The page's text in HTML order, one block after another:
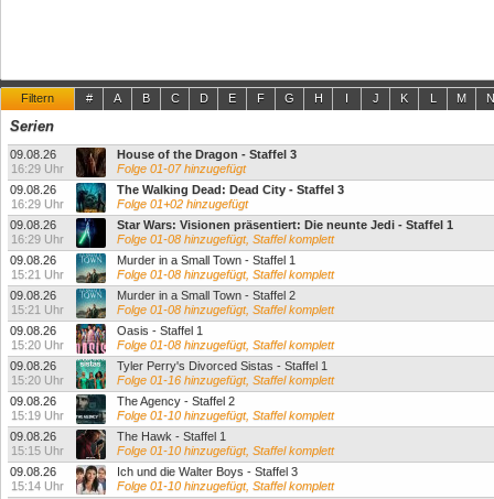
Filtern # A B C D E F G H I J K L M N
Serien
09.08.26
16:29 Uhr
House of the Dragon - Staffel 3
Folge 01-07 hinzugefügt
09.08.26
16:29 Uhr
The Walking Dead: Dead City - Staffel 3
Folge 01+02 hinzugefügt
09.08.26
16:29 Uhr
Star Wars: Visionen präsentiert: Die neunte Jedi - Staffel 1
Folge 01-08 hinzugefügt, Staffel komplett
09.08.26
15:21 Uhr
Murder in a Small Town - Staffel 1
Folge 01-08 hinzugefügt, Staffel komplett
09.08.26
15:21 Uhr
Murder in a Small Town - Staffel 2
Folge 01-08 hinzugefügt, Staffel komplett
09.08.26
15:20 Uhr
Oasis - Staffel 1
Folge 01-08 hinzugefügt, Staffel komplett
09.08.26
15:20 Uhr
Tyler Perry's Divorced Sistas - Staffel 1
Folge 01-16 hinzugefügt, Staffel komplett
09.08.26
15:19 Uhr
The Agency - Staffel 2
Folge 01-10 hinzugefügt, Staffel komplett
09.08.26
15:15 Uhr
The Hawk - Staffel 1
Folge 01-10 hinzugefügt, Staffel komplett
09.08.26
15:14 Uhr
Ich und die Walter Boys - Staffel 3
Folge 01-10 hinzugefügt, Staffel komplett